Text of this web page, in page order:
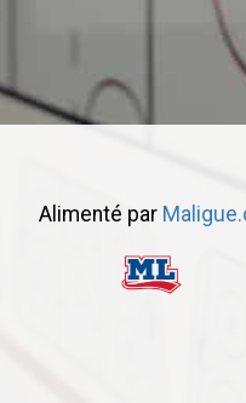
Alimenté par